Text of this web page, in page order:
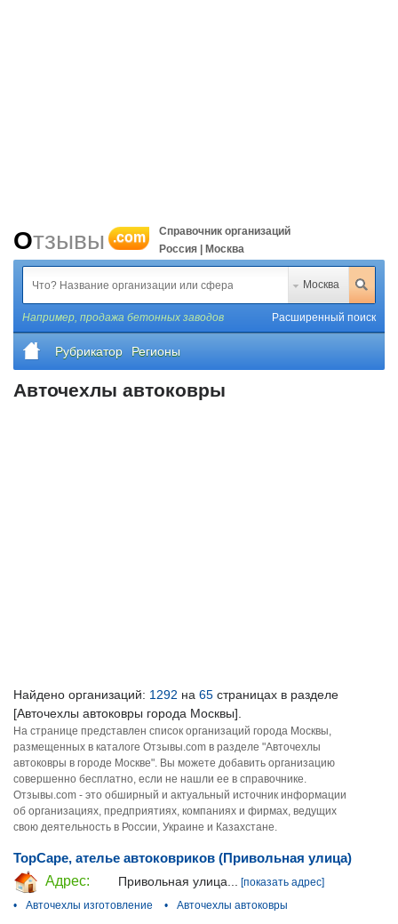
Отзывы .com
Справочник организаций
Россия | Москва
Москва
Например, продажа бетонных заводов Расширенный поиск
Рубрикатор Регионы
Авточехлы автоковры
Найдено организаций: 1292 на 65 страницах в разделе
[Авточехлы автоковры города Москвы].
На странице представлен список организаций города Москвы,
размещенных в каталоге Отзывы.com в разделе "Авточехлы
автоковры в городе Москве". Вы можете добавить организацию
совершенно бесплатно, если не нашли ее в справочнике.
Отзывы.com - это обширный и актуальный источник информации
об организациях, предприятиях, компаниях и фирмах, ведущих
свою деятельность в России, Украине и Казахстане.
TopCape, ателье автоковриков (Привольная улица)
Адрес:
Привольная улица...
[показать адрес]
•
Авточехлы изготовление • Авточехлы автоковры